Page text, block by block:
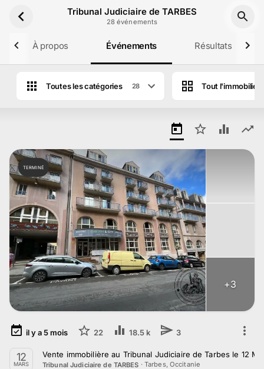
Tribunal Judiciaire de TARBES
28 événements
À propos Événements Résultats
Toutes les catégories 28 Tout l'immobilier
TERMINÉ
+3
il y a5mois 22 18.5 k 3
12
MARS
Vente immobilière au Tribunal Judiciaire de Tarbes le 12
Tribunal Judiciaire de TARBES · Tarbes, Occitanie